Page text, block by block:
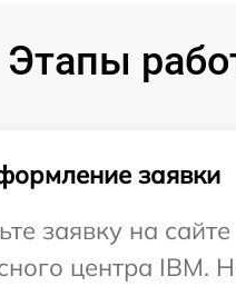
Этапы
заявки
заявку на сайте
центра IBM.